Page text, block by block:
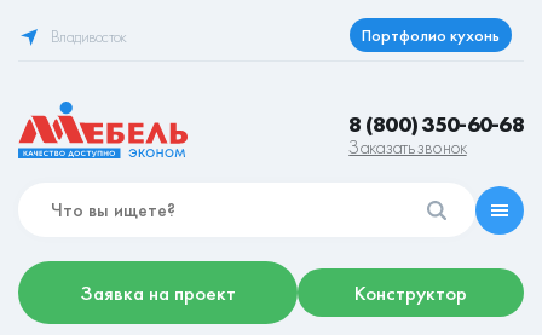
Владивосток Портфолио кухонь
8 (800) 350-60-68
Заказать звонок
Заявка на проект Конструктор